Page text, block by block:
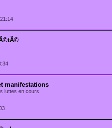
manifestations
luttes en cours